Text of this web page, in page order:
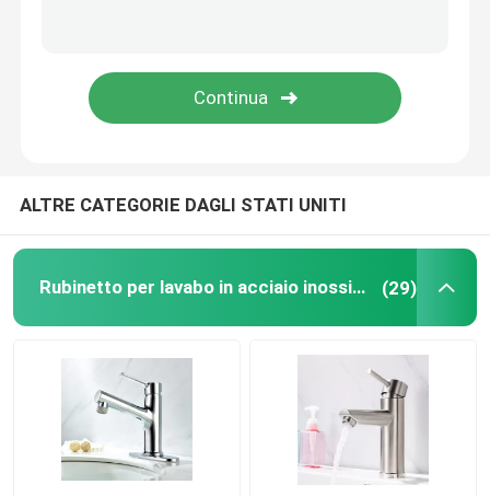
Accessori del bagno di acciaio inossidabile
ALTRE CATEGORIE DAGLI STATI UNITI
Rubinetto per lavabo in acciaio inossidabile (29)